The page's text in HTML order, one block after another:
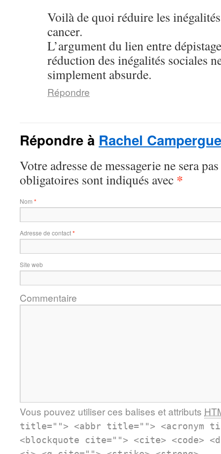
Voilà de quoi réduire les
cancer.
L’argument du lien entre
réduction des inégalités sociales
simplement absurde.
Répondre
Répondre à Rachel Campergue
Votre adresse de messagerie ne sera
obligatoires sont indiqués avec *
Nom *
Adresse de contact*
Site web
Commentaire
Vous pouvez utiliser ces balises et attributs
title=""> <abbr title=""> <acronym
<blockquote cite=""> <cite> <code>